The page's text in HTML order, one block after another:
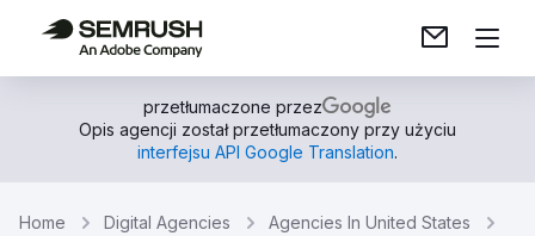
przetłumaczone przez
Opis agencji został przetłumaczony przy użyciu
interfejsu API Google Translation.
Home Digital Agencies
Agencies In United States